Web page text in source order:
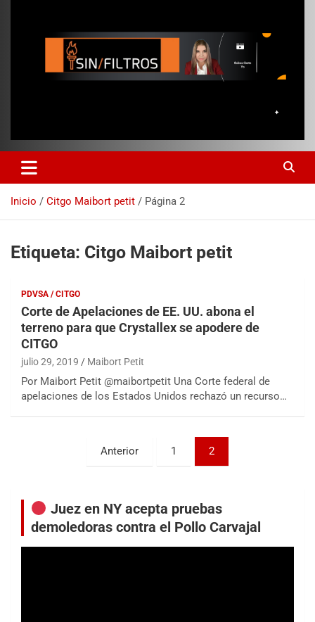
Inicio Citgo Maibort petit Página 2
Etiqueta: Citgo Maibort petit
PDVSA / CITGO
Corte de Apelaciones de EE. UU. abona el
terreno para que Crystallex se apodere de
CITGO
julio 29, 2019 Maibort Petit
Por Maibort Petit @maibortpetit Una Corte federal de
apelaciones de los Estados Unidos rechazó un recurso…
Anterior 1 2
Juez en NY acepta pruebas
demoledoras contra el Pollo Carvajal